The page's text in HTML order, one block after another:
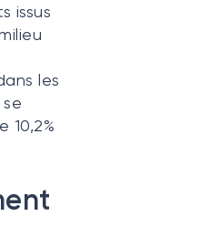
issus
les